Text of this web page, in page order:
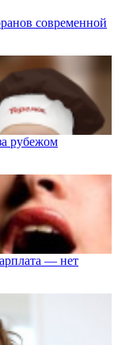
современной
рубежом
— нет